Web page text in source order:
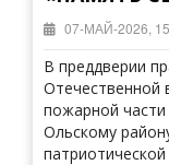
07-МАЙ-2026,
В преддверии
Отечественной
пожарной
Ольскому